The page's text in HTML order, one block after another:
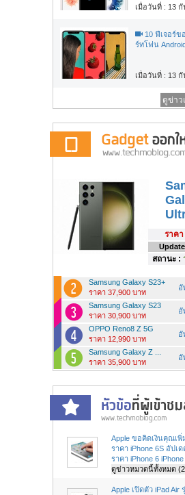
เมื่อวันที่ : 13
10 ฟีเจอร์ข
ร์ทโฟน
เมื่อวันที่ : 13
ดูข่า
ราคา
สถานะ :
Samsung Galaxy S23+
ราคา 37,900 บาท
อั
Samsung Galaxy S23
ราคา 30,900 บาท
อั
OPPO Reno8 Z 5G
ราคา 12,990 บาท
อั
Samsung Galaxy Z ...
ราคา 35,900 บาท
อั
Apple ขอคิดเงินคุณเพิ่
ราคา iPhone 6S อัปเด
ราคา iPhone 6 iPhone
ดูข่าวหมวดนี้ทั้งหมด
Apple เปิดตัว iPad Air